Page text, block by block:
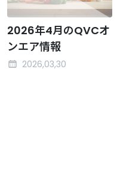
2026年4月のQVCオ
ンエア情報
2026,03,30